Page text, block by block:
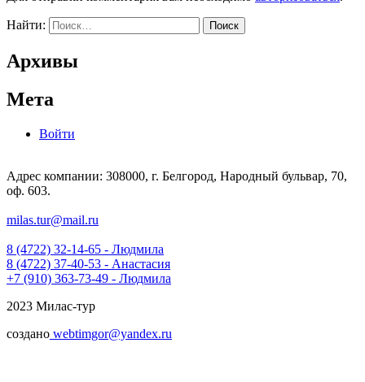
Найти:
Архивы
Мета
Войти
Адрес компании: 308000, г. Белгород, Народный бульвар, 70,
оф. 603.
milas.tur@mail.ru
8 (4722) 32-14-65 - Людмила
8 (4722) 37-40-53 - Анастасия
+7 (910) 363-73-49 - Людмила
2023 Милас-тур
создано webtimgor@yandex.ru